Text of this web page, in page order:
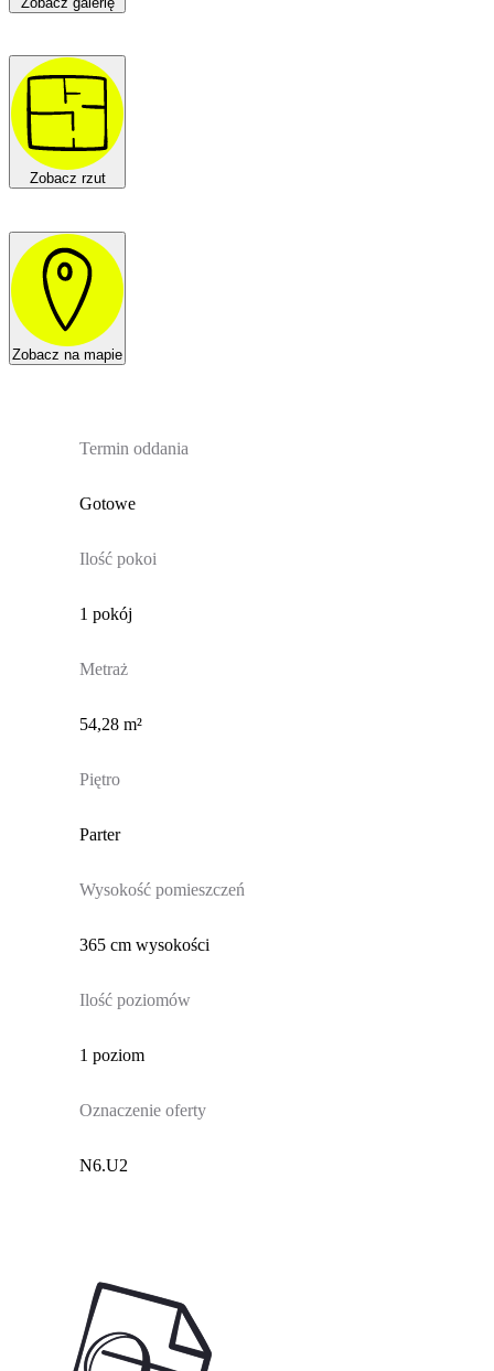
Zobacz rzut
Zobacz na mapie
Termin oddania
Gotowe
Ilość pokoi
1 pokój
Metraż
54,28 m²
Piętro
Parter
Wysokość pomieszczeń
365 cm wysokości
Ilość poziomów
1 poziom
Oznaczenie oferty
N6.U2